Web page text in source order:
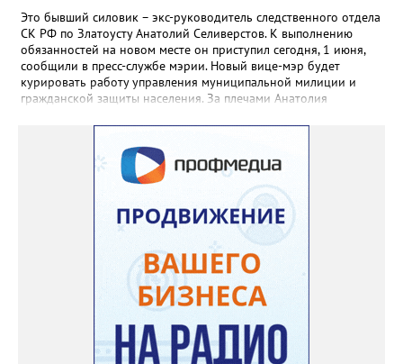
Это бывший силовик – экс-руководитель следственного отдела
СК РФ по Златоусту Анатолий Селиверстов. К выполнению
обязанностей на новом месте он приступил сегодня, 1 июня,
сообщили в пресс-службе мэрии. Новый вице-мэр будет
курировать работу управления муниципальной милиции и
гражданской защиты населения. За плечами Анатолия
отделами в Усть-Катаве, Миассе, Златоусте.